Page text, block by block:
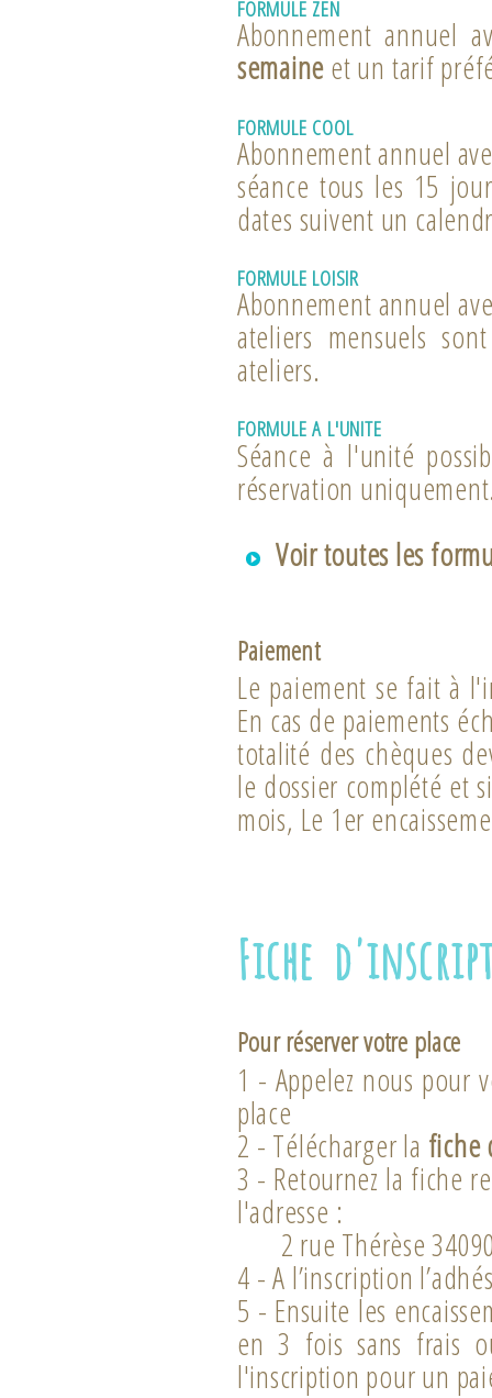
FORMULE ZEN
Abonnement annuel
semaineet un tarif
FORMULE COOL
Abonnement annuel
séance tous les 15
dates suivent un
FORMULE LOISIR
Abonnement annuel
ateliers mensuels
ateliers.
FORMULE A L'UNITE
Séance à l'unité
réservation
Voir toutes les
Paiement
Le paiement se fait à
En cas de paiements
totalité des chèques
le dossier complété et
mois, Le 1er
Fiche
Pour réserver votre place
1 - Appelez nous pour
place
2 - Télécharger la fiche
3 - Retournez la fiche
l'adresse :
2 rue Thérèse
4 - A l’inscription
5 - Ensuite les
en 3 fois sans frais
l'inscription pour un